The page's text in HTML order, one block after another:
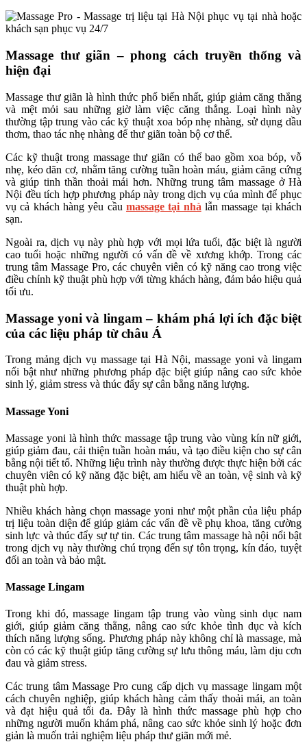
Massage thư giãn – phong cách truyền thống và
hiện đại
Massage thư giãn là hình thức phổ biến nhất, giúp giảm căng thẳng
và mệt mỏi sau những giờ làm việc căng thẳng. Loại hình này
thường tập trung vào các kỹ thuật xoa bóp nhẹ nhàng, sử dụng dầu
thơm, thao tác nhẹ nhàng để thư giãn toàn bộ cơ thể.
Các kỹ thuật trong massage thư giãn có thể bao gồm xoa bóp, vỗ
nhẹ, kéo dãn cơ, nhằm tăng cường tuần hoàn máu, giảm căng cứng
và giúp tinh thần thoải mái hơn. Những trung tâm massage ở Hà
Nội đều tích hợp phương pháp này trong dịch vụ của mình để phục
vụ cả khách hàng yêu cầu massage tại nhà lẫn massage tại khách
sạn.
Ngoài ra, dịch vụ này phù hợp với mọi lứa tuổi, đặc biệt là người
cao tuổi hoặc những người có vấn đề về xương khớp. Trong các
trung tâm Massage Pro, các chuyên viên có kỹ năng cao trong việc
điều chỉnh kỹ thuật phù hợp với từng khách hàng, đảm bảo hiệu quả
tối ưu.
Massage yoni và lingam – khám phá lợi ích đặc biệt
của các liệu pháp từ châu Á
Trong mảng dịch vụ massage tại Hà Nội, massage yoni và lingam
nổi bật như những phương pháp đặc biệt giúp nâng cao sức khỏe
sinh lý, giảm stress và thúc đẩy sự cân bằng năng lượng.
Massage Yoni
Massage yoni là hình thức massage tập trung vào vùng kín nữ giới,
giúp giảm đau, cải thiện tuần hoàn máu, và tạo điều kiện cho sự cân
bằng nội tiết tố. Những liệu trình này thường được thực hiện bởi các
chuyên viên có kỹ năng đặc biệt, am hiểu về an toàn, vệ sinh và kỹ
thuật phù hợp.
Nhiều khách hàng chọn massage yoni như một phần của liệu pháp
trị liệu toàn diện để giúp giảm các vấn đề về phụ khoa, tăng cường
sinh lực và thúc đẩy sự tự tin. Các trung tâm massage hà nội nổi bật
trong dịch vụ này thường chú trọng đến sự tôn trọng, kín đáo, tuyệt
đối an toàn và bảo mật.
Massage Lingam
Trong khi đó, massage lingam tập trung vào vùng sinh dục nam
giới, giúp giảm căng thẳng, nâng cao sức khỏe tình dục và kích
thích năng lượng sống. Phương pháp này không chỉ là massage, mà
còn có các kỹ thuật giúp tăng cường sự lưu thông máu, làm dịu cơn
đau và giảm stress.
Các trung tâm Massage Pro cung cấp dịch vụ massage lingam một
cách chuyên nghiệp, giúp khách hàng cảm thấy thoải mái, an toàn
và đạt hiệu quả tối đa. Đây là hình thức massage phù hợp cho
những người muốn khám phá, nâng cao sức khỏe sinh lý hoặc đơn
giản là muốn trải nghiệm liệu pháp thư giãn mới mẻ.